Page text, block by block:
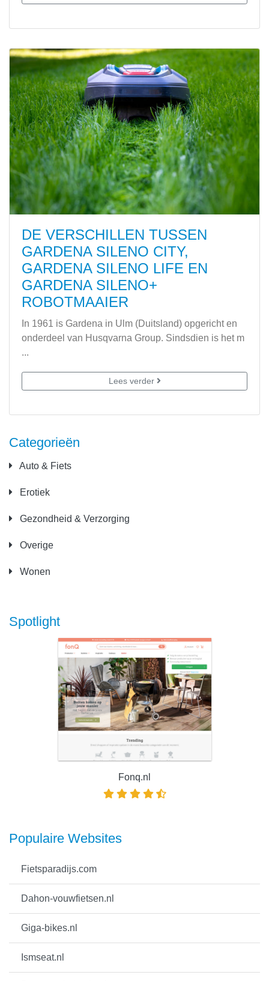
Categorieën
Auto & Fiets
Erotiek
Gezondheid & Verzorging
Overige
Wonen
Spotlight
Fonq.nl
Populaire Websites
Fietsparadijs.com
Dahon-vouwfietsen.nl
Giga-bikes.nl
Ismseat.nl
DE VERSCHILLEN TUSSEN
GARDENA SILENO CITY,
GARDENA SILENO LIFE EN
GARDENA SILENO+
ROBOTMAAIER
In 1961 is Gardena in Ulm (Duitsland) opgericht en
onderdeel van Husqvarna Group. Sindsdien is het m
...
Lees verder